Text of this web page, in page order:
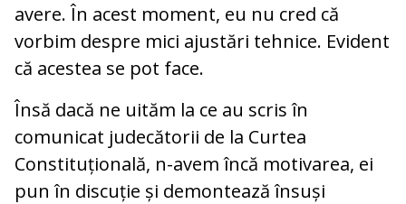
avere. În acest moment, eu nu cred că
vorbim despre mici ajustări tehnice. Evident
că acestea se pot face.
Însă dacă ne uităm la ce au scris în
comunicat judecătorii de la Curtea
Constituțională, n-avem încă motivarea, ei
pun în discuție și demontează însuși